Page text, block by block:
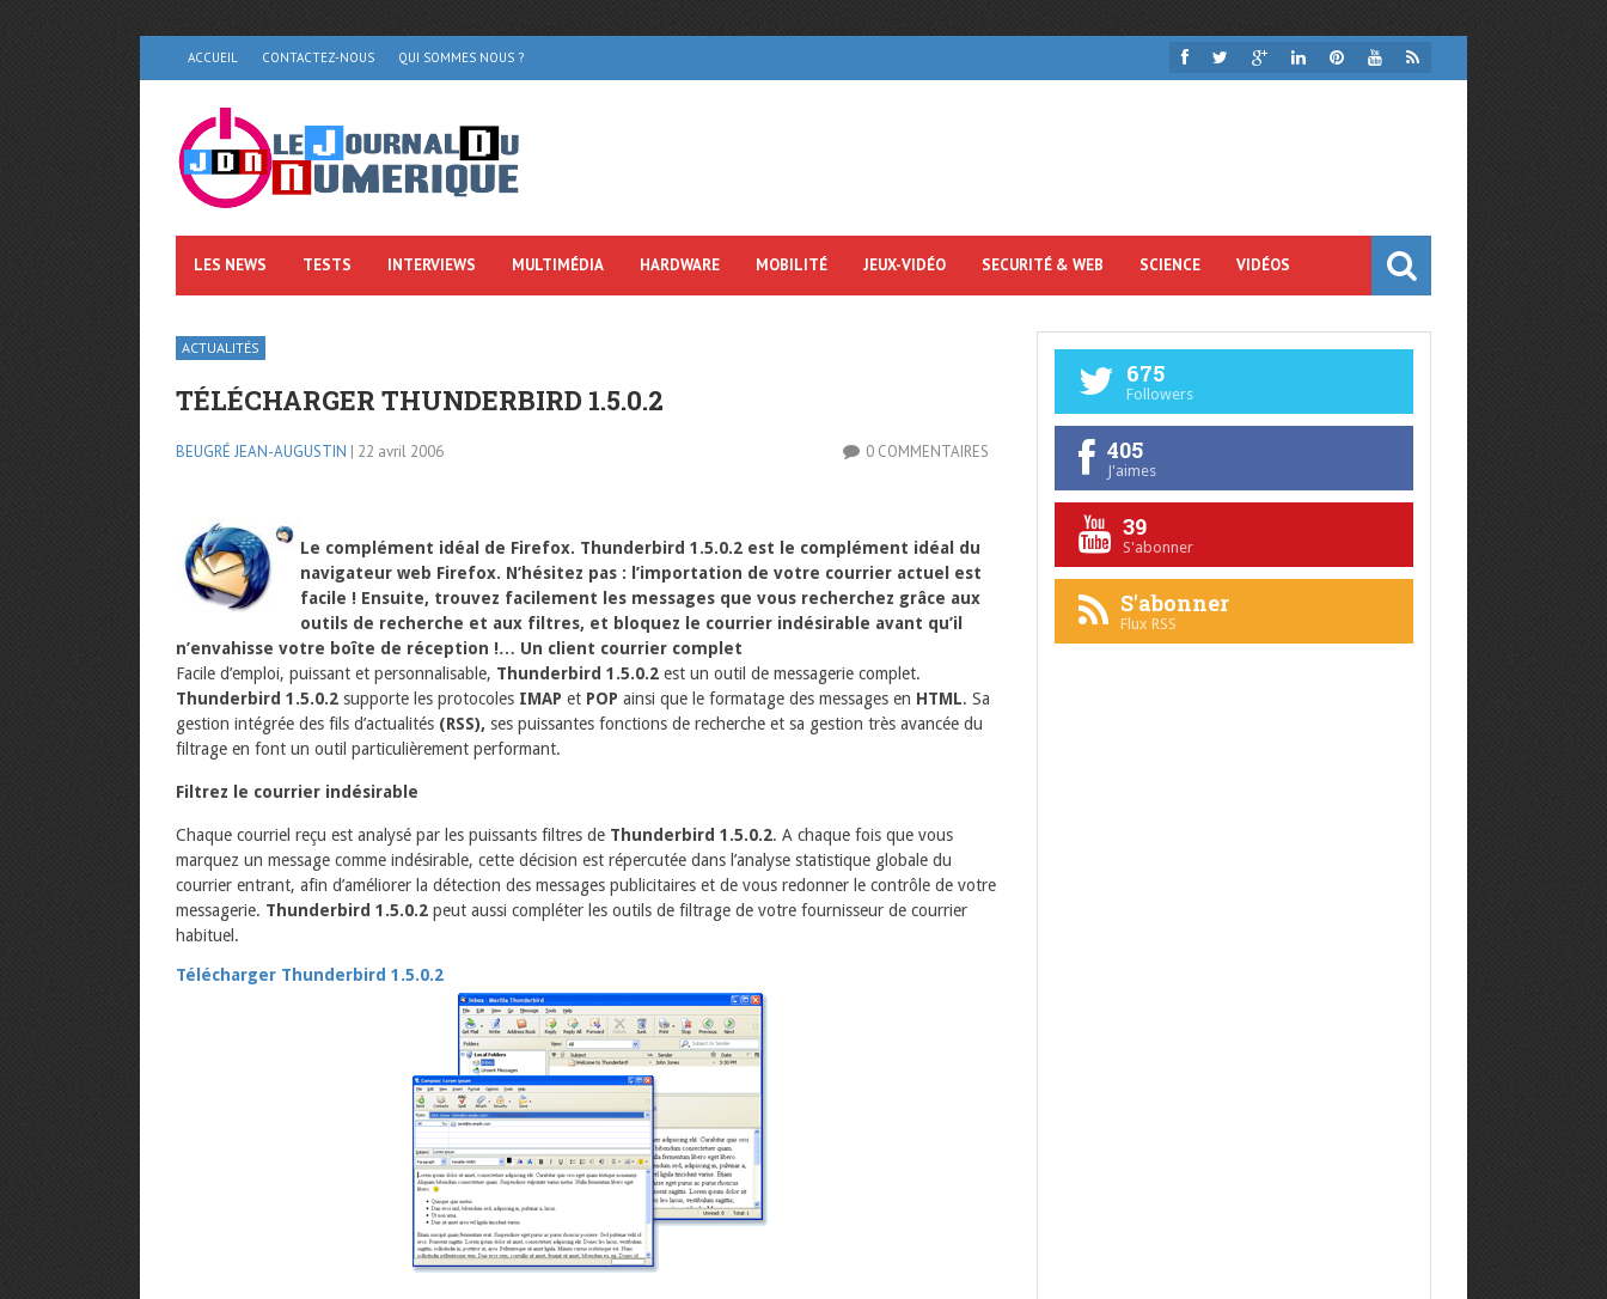
ACCUEIL CONTACTEZ-NOUS QUI SOMMES NOUS ?
LES NEWS TESTS INTERVIEWS MULTIMÉDIA HARDWARE MOBILITÉ JEUX-VIDÉO SECURITÉ & WEB SCIENCE VIDÉOS
ACTUALITÉS
TÉLÉCHARGER THUNDERBIRD 1.5.0.2
BEUGRÉ JEAN-AUGUSTIN | 22 avril 2006 0 COMMENTAIRES
Le complément idéal de Firefox. Thunderbird 1.5.0.2 est le complément idéal du
navigateur web Firefox. N’hésitez pas : l’importation de votre courrier actuel est
facile ! Ensuite, trouvez facilement les messages que vous recherchez grâce aux
outils de recherche et aux filtres, et bloquez le courrier indésirable avant qu’il
n’envahisse votre boîte de réception !… Un client courrier complet
Facile d’emploi, puissant et personnalisable, Thunderbird 1.5.0.2 est un outil de messagerie complet.
Thunderbird 1.5.0.2 supporte les protocoles IMAP et POP ainsi que le formatage des messages en HTML. Sa
gestion intégrée des fils d’actualités (RSS), ses puissantes fonctions de recherche et sa gestion très avancée du
filtrage en font un outil particulièrement performant.
Filtrez le courrier indésirable
Chaque courriel reçu est analysé par les puissants filtres de Thunderbird 1.5.0.2. A chaque fois que vous
marquez un message comme indésirable, cette décision est répercutée dans l’analyse statistique globale du
courrier entrant, afin d’améliorer la détection des messages publicitaires et de vous redonner le contrôle de votre
messagerie. Thunderbird 1.5.0.2 peut aussi compléter les outils de filtrage de votre fournisseur de courrier
habituel.
Télécharger Thunderbird 1.5.0.2
675
Followers
405
J'aimes
39
S'abonner
S'abonner
Flux RSS